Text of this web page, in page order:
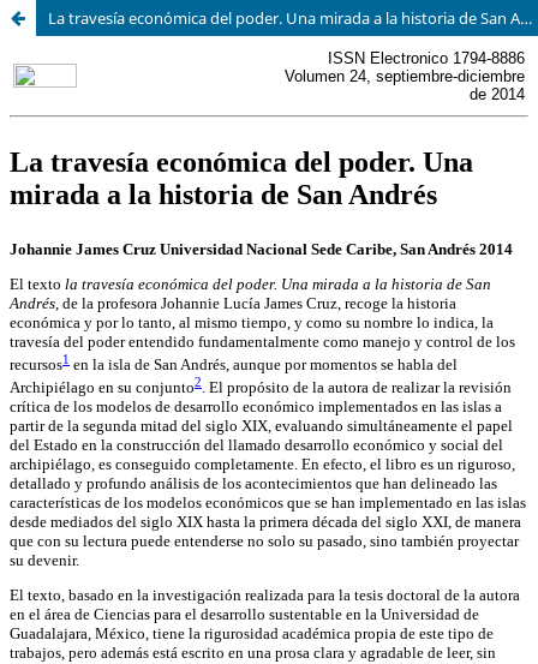
La travesía económica del poder. Una mirada a la historia de San Andrés. Johannie James Cruz